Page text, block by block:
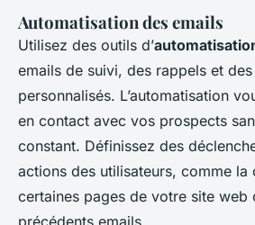
Automatisation des emails
Utilisez des outils d’
emails de suivi, des rappels et
personnalisés. L’automatisation
en contact avec vos prospects
constant. Définissez des
actions des utilisateurs, comme la
certaines pages de votre site web